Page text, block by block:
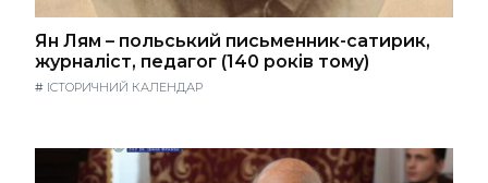
Ян Лям – польський письменник-сатирик,
журналіст, педагог (140 років тому)
# ІСТОРИЧНИЙ КАЛЕНДАР